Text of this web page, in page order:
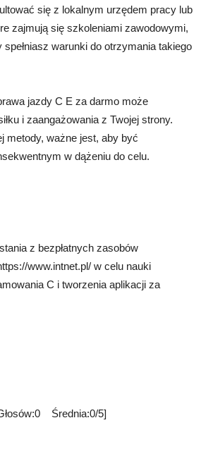
się z lokalnym urzędem pracy lub
zajmują się szkoleniami zawodowymi,
warunki do otrzymania takiego
jazdy C E za darmo może
i zaangażowania z Twojej strony.
metody, ważne jest, aby być
w dążeniu do celu.
z bezpłatnych zasobów
www.intnet.pl/ w celu nauki
C i tworzenia aplikacji za
Średnia:0/5]